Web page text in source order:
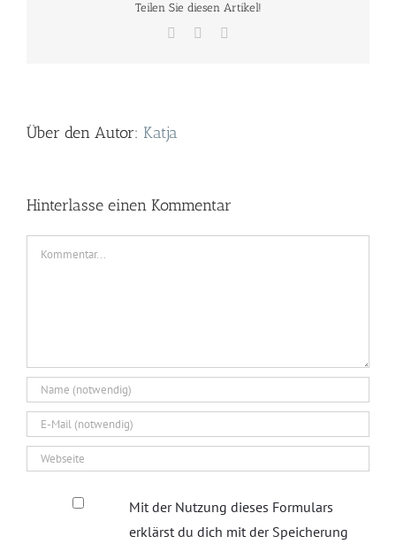
Teilen Sie diesen Artikel!
Facebook
Twitter
Über den Autor: Katja
Hinterlasse einen Kommentar
Kommentar
Mit der Nutzung dieses Formulars
erklärst du dich mit der Speicherung